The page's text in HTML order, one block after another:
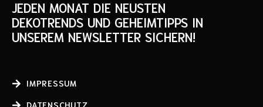
JEDEN MONAT DIE NEUSTEN
DEKOTRENDS UND GEHEIMTIPPS IN
UNSEREM NEWSLETTER SICHERN!
IMPRESSUM
DATENSCHUTZ